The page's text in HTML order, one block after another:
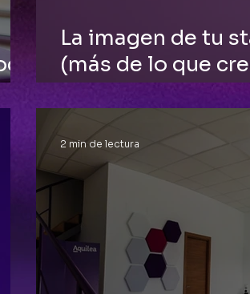
La imagen de tu
(más de lo que
uno
2 min de lectura